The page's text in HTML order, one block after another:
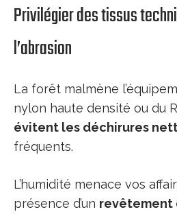
Privilégier des tissus
l’abrasion
La forêt malmène
nylon haute densité ou du
évitent les déchirures
fréquents.
L’humidité menace vos
présence d’un revêtement